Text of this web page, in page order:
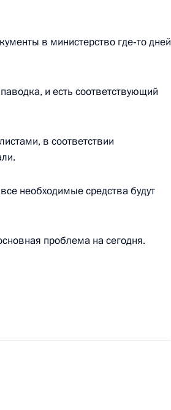
фонда
Бердниковым
в министерство где‑то дней
и есть соответствующий
в соответствии
необходимые средства будут
проблема на сегодня.